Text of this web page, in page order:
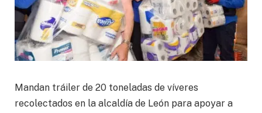
Mandan tráiler de 20 toneladas de víveres
recolectados en la alcaldía de León para apoyar a